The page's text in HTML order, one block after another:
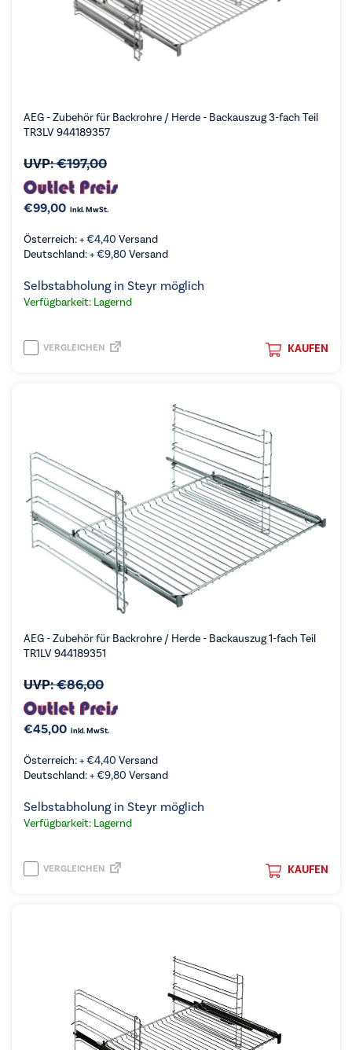
AEG - Zubehör für Backrohre / Herde - Backauszug 3-fach Teil
TR3LV 944189357
UVP:€197,00
€99,00 inkl. MwSt.
Österreich: +€4,40 Versand
Deutschland: +€9,80 Versand
Selbstabholung in Steyr möglich
Verfügbarkeit: Lagernd
KAUFEN
VERGLEICHEN
AEG - Zubehör für Backrohre / Herde - Backauszug 1-fach Teil
TR1LV 944189351
UVP:€86,00
€45,00 inkl. MwSt.
Österreich: +€4,40 Versand
Deutschland: +€9,80 Versand
Selbstabholung in Steyr möglich
Verfügbarkeit: Lagernd
KAUFEN
VERGLEICHEN